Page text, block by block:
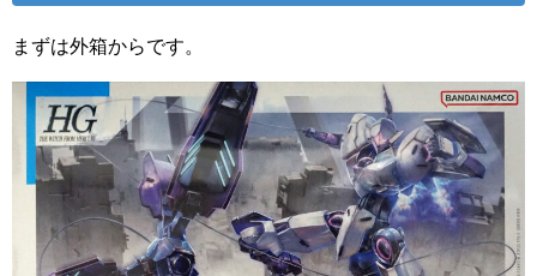
まずは外箱からです。